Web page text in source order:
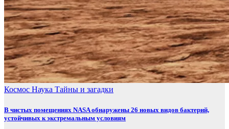
Космос Наука Тайны и загадки
В чистых помещениях NASA обнаружены 26 новых видов бактерий,
устойчивых к экстремальным условиям